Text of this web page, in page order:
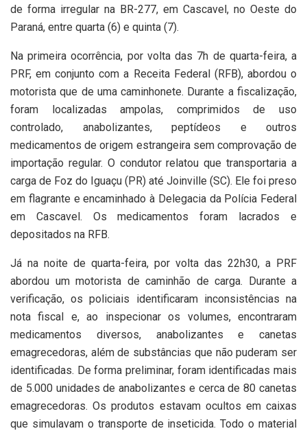
de forma irregular na BR-277, em Cascavel, no Oeste do
Paraná, entre quarta (6) e quinta (7).
Na primeira ocorrência, por volta das 7h de quarta-feira, a
PRF, em conjunto com a Receita Federal (RFB), abordou o
motorista que de uma caminhonete. Durante a fiscalização,
foram localizadas ampolas, comprimidos de uso
controlado, anabolizantes, peptídeos e outros
medicamentos de origem estrangeira sem comprovação de
importação regular. O condutor relatou que transportaria a
carga de Foz do Iguaçu (PR) até Joinville (SC). Ele foi preso
em flagrante e encaminhado à Delegacia da Polícia Federal
em Cascavel. Os medicamentos foram lacrados e
depositados na RFB.
Já na noite de quarta-feira, por volta das 22h30, a PRF
abordou um motorista de caminhão de carga. Durante a
verificação, os policiais identificaram inconsistências na
nota fiscal e, ao inspecionar os volumes, encontraram
medicamentos diversos, anabolizantes e canetas
emagrecedoras, além de substâncias que não puderam ser
identificadas. De forma preliminar, foram identificadas mais
de 5.000 unidades de anabolizantes e cerca de 80 canetas
emagrecedoras. Os produtos estavam ocultos em caixas
que simulavam o transporte de inseticida. Todo o material